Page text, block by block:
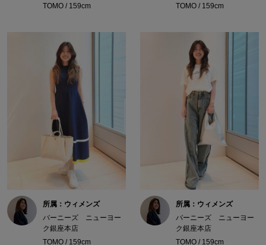
TOMO / 159cm
TOMO / 159cm
所属：ウィメンズ
バーニーズ ニューヨー
ク銀座本店
TOMO / 159cm
所属：ウィメンズ
バーニーズ ニューヨー
ク銀座本店
TOMO / 159cm